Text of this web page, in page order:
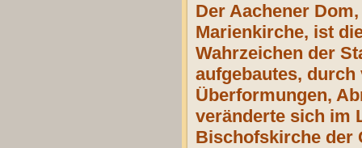
Der Aachener
Marienkirche, ist
Wahrzeichen der
aufgebautes,
Überformungen,
veränderte sich im
Bischofskirche der